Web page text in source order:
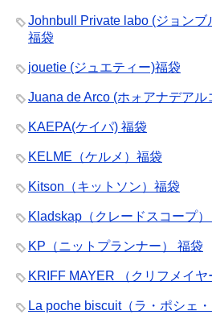
Johnbull Private labo (ジョン
福袋
jouetie (ジュエティー)福袋
Juana de Arco (ホォアナデア
KAEPA(ケイパ) 福袋
KELME（ケルメ）福袋
Kitson（キットソン）福袋
Kladskap（クレードスコープ
KP（ニットプランナー） 福袋
KRIFF MAYER （クリフメイヤ
La poche biscuit（ラ・ポシェ